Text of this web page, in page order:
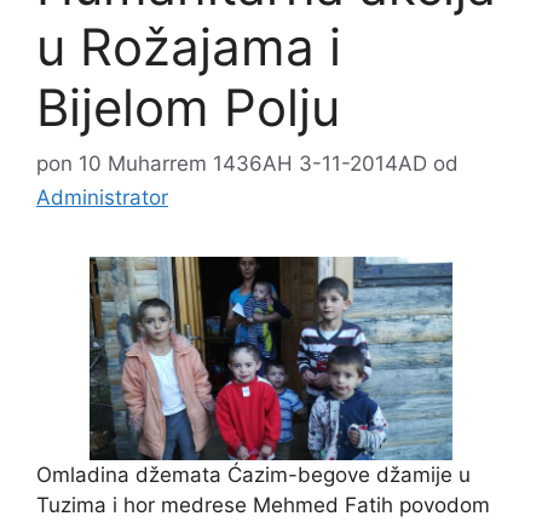
u Rožajama i
Bijelom Polju
pon 10 Muharrem 1436AH 3-11-2014AD od
Administrator
Omladina džemata Ćazim-begove džamije u
Tuzima i hor medrese Mehmed Fatih povodom